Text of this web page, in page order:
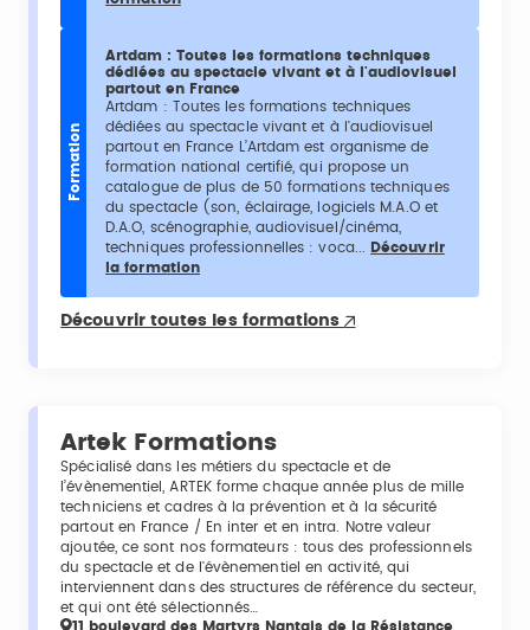
Formation
Artdam : Toutes les formations techniques
dédiées au spectacle vivant et à l'audiovisuel
partout en France
Artdam : Toutes les formations techniques
dédiées au spectacle vivant et à l'audiovisuel
partout en France L’Artdam est organisme de
formation national certifié, qui propose un
catalogue de plus de 50 formations techniques
du spectacle (son, éclairage, logiciels M.A.O et
D.A.O, scénographie, audiovisuel/cinéma,
techniques professionnelles : voca...
Découvrir
la formation
Découvrir toutes les formations
Artek Formations
Spécialisé dans les métiers du spectacle et de
l’évènementiel, ARTEK forme chaque année plus de mille
techniciens et cadres à la prévention et à la sécurité
partout en France / En inter et en intra. Notre valeur
ajoutée, ce sont nos formateurs : tous des professionnels
du spectacle et de l'évènementiel en activité, qui
interviennent dans des structures de référence du secteur,
et qui ont été sélectionnés…
11 boulevard des Martyrs Nantais de la Résistance